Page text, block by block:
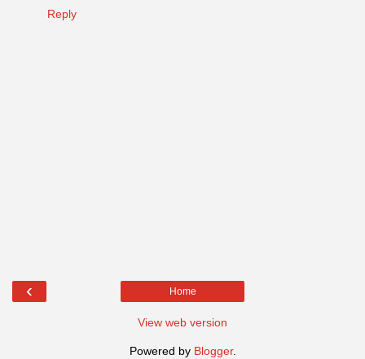
Reply
‹ Home
View web version
Powered by Blogger.